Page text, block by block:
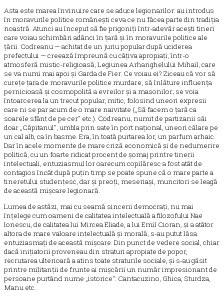
Asta este marea învinuire care se aduce legionarilor: au introdus
în moravurile politice românești ceva ce nu făcea parte din tradiția
noastră. Atunci au început să fie prigoniți într-adevăr acești tineri
care voiau schimbări adânci în țară și în moravurile politice ale
țării. Codreanu — achitat de un juriu popular după uciderea
prefectului — creează împreună cu câțiva apropiați, într-o
atmosferă mistic-religioasă, Legiunea Arhanghelului Mihail, care
se va numi mai apoi și Garda de Fier. Ce voiau ei? Ziceau că vor să
curețe țara de moravurile politice murdare, să înlăture influența
pernicioasă și cosmopolită a evreilor și a masonilor; se voia
întoarcerea la un trecut popular, mitic, folosind uneori expresii
care ni se par acum de o mare naivitate („Să facem o țară ca
soarele sfânt de pe cer" etc.). Codreanu, numit de partizanii săi
doar „Căpitanul", umbla prin sate în port național, uneori călare pe
un cal alb, ca în basme. Era, în toată purtarea lor, un parfum arhaic.
Dar în acele momente de mare criză economică și de nedumerire
politică, cu un foarte ridicat procent de șomaj printre tinerii
intelectuali, entuziasmul lor oarecum copilăresc a fost atât de
contagios încât după puțin timp se poate spune că o mare parte a
tineretului studențesc, dar și preoți, meseriași, muncitori se leagă
de această mișcare legionară.
Lumea de astăzi, mai cu seamă sincerii democrați, nu mai
înțelege cum oameni de calitatea intelectuală a filozofului Nae
Ionescu, de calitatea lui Mircea Eliade, a lui Emil Cioran, și a atâtor
altora de mare valoare intelectuală și morală, s-au putut lăsa
entuziasmați de această mișcare. Din punct de vedere social, chiar
dacă inițiatorii proveneau din straturi apropiate de popor,
recrutarea ulterioară a atins toate straturile sociale, și s-au găsit
printre militanții de frunte ai mișcării un număr impresionant de
persoane purtând nume „istorice": Cantacuzino, Ghica, Sturdza,
Manu etc.